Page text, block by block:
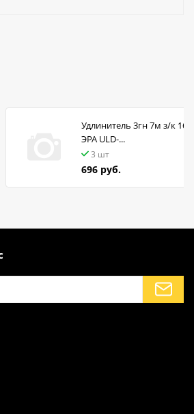
Удлинитель 3гн 7м з/к 16А
ЭРА ULD-...
3 шт
696 руб.